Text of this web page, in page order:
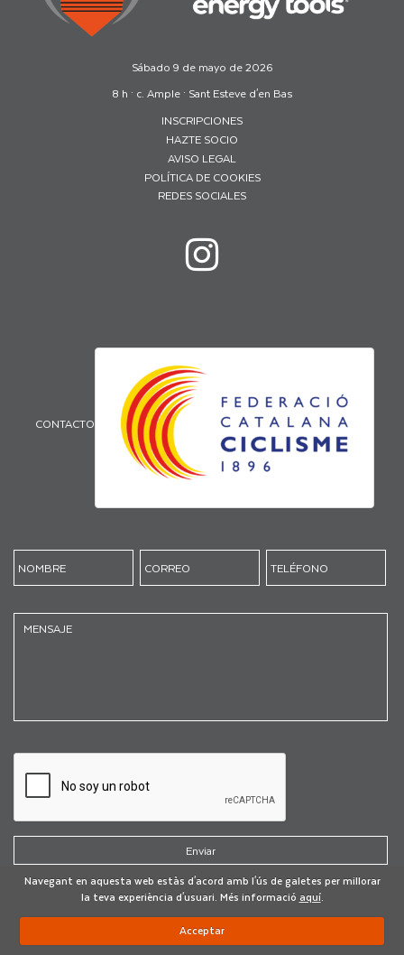
Sábado 9 de mayo de 2026
8 h · c. Ample · Sant Esteve d'en Bas
INSCRIPCIONES
HAZTE SOCIO
AVISO LEGAL
POLÍTICA DE COOKIES
REDES SOCIALES
CONTACTO
Desarrollado por:VOLCANIC INTERNET
Navegant en aquesta web estàs d'acord amb l'ús de galetes per millorar
la teva experiència d'usuari. Més informació aquí.
Acceptar